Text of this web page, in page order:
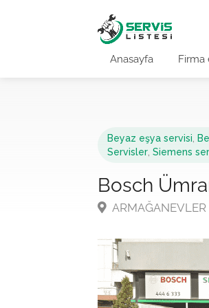
Anasayfa Firma
Beyaz eşya servisi
Servisler Siemens
Bosch